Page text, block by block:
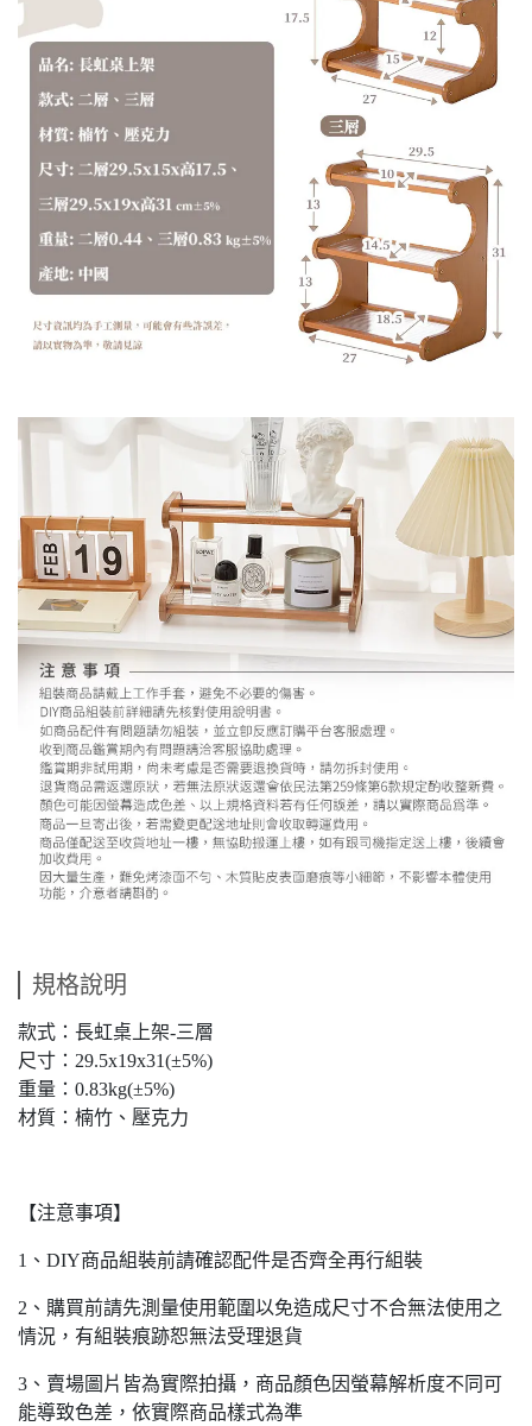
規格說明
款式：長虹桌上架-三層
尺寸：29.5x19x31(±5%)
重量：0.83kg(±5%)
材質：楠竹、壓克力
【注意事項】
1、DIY商品組裝前請確認配件是否齊全再行組裝
2、購買前請先測量使用範圍以免造成尺寸不合無法使用之
情況，有組裝痕跡恕無法受理退貨
3、賣場圖片皆為實際拍攝，商品顏色因螢幕解析度不同可
能導致色差，依實際商品樣式為準